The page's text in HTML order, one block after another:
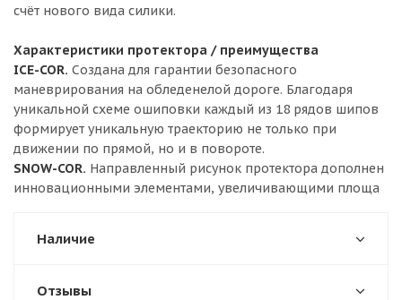
счёт нового вида силики.
Характеристики протектора / преимущества
ICE-COR. Создана для гарантии безопасного
маневрирования на обледенелой дороге. Благодаря
уникальной схеме ошиповки каждый из 18 рядов шипов
формирует уникальную траекторию не только при
движении по прямой, но и в повороте.
SNOW-COR. Направленный рисунок протектора дополнен
инновационными элементами, увеличивающими площа
Наличие
Отзывы